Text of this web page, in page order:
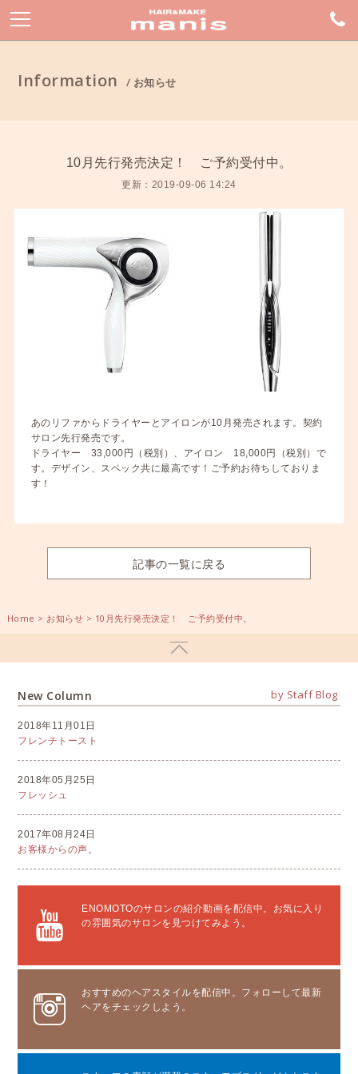
Information / お知らせ
10月先行発売決定！ ご予約受付中。
更新：2019-09-06 14:24
あのリファからドライヤーとアイロンが10月発売されます。契約
サロン先行発売です。
ドライヤー 33,000円（税別）、アイロン 18,000円（税別）で
す。デザイン、スペック共に最高です！ご予約お待ちしておりま
す！
記事の一覧に戻る
Home > お知らせ > 10月先行発売決定！ ご予約受付中。
New Column
2018年11月01日
フレンチトースト
2018年05月25日
フレッシュ
2017年08月24日
お客様からの声。
by Staff Blog
ENOMOTOのサロンの紹介動画を配信中。お気に入り
の雰囲気のサロンを見つけてみよう。
おすすめのヘアスタイルを配信中。フォローして最新
ヘアをチェックしよう。